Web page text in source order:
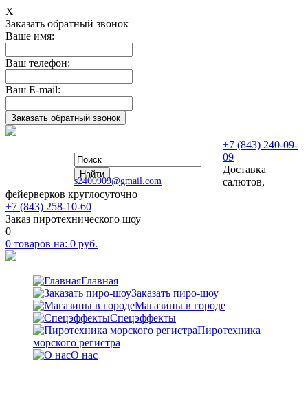
Х
Заказать обратный звонок
Ваше имя:
Ваш телефон:
Ваш E-mail:
s2400909@gmail.com
+7 (843) 240-09-
09
Доставка
салютов,
фейерверков круглосуточно
+7 (843) 258-10-60
Заказ пиротехнического шоу
0
0 товаров на: 0 руб.
Главная
Заказать пиро-шоу
Магазины в городе
Спецэффекты
Пиротехника
морского регистра
О нас